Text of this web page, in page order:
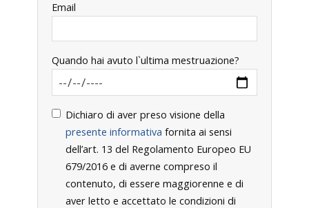
Email
Quando hai avuto l`ultima mestruazione?
Dichiaro di aver preso visione della
presente informativa fornita ai sensi
dell’art. 13 del Regolamento Europeo EU
679/2016 e di averne compreso il
contenuto, di essere maggiorenne e di
aver letto e accettato le condizioni di